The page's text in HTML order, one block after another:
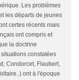
Les problèmes
les départs de jeunes
certes récents mais
ont compris et
la doctrine
constatées
Condorcet, Flaubert,
ont à l'époque